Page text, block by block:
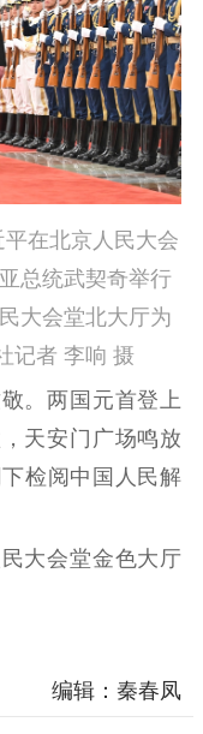
在北京人民大会
总统武契奇举行
大会堂北大厅为
记者 李响 摄
。两国元首登上
天安门广场鸣放
检阅中国人民解
大会堂金色大厅
编辑：秦春凤